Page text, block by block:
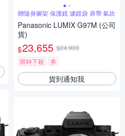
贈隨身腳架 保護鏡 濾鏡袋 肩帶 氣吹
Panasonic LUMIX G97M (公司
貨)
$23,655 $24,900
限時下殺
券
貨到通知我